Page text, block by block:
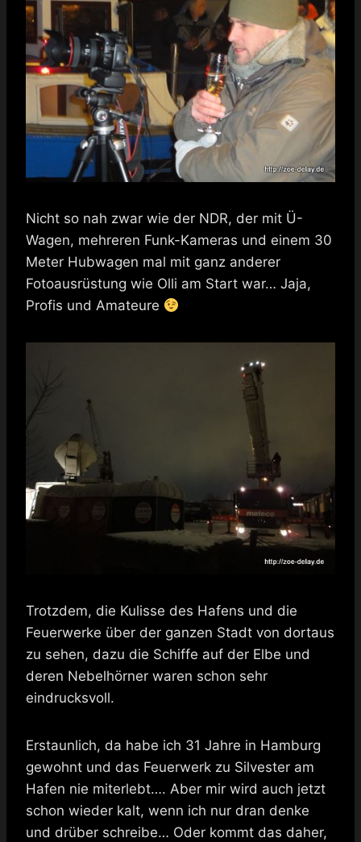
Nicht so nah zwar wie der NDR, der mit Ü-
Wagen, mehreren Funk-Kameras und einem 30
Meter Hubwagen mal mit ganz anderer
Fotoausrüstung wie Olli am Start war… Jaja,
Profis und Amateure
Trotzdem, die Kulisse des Hafens und die
Feuerwerke über der ganzen Stadt von dortaus
zu sehen, dazu die Schiffe auf der Elbe und
deren Nebelhörner waren schon sehr
eindrucksvoll.
Erstaunlich, da habe ich 31 Jahre in Hamburg
gewohnt und das Feuerwerk zu Silvester am
Hafen nie miterlebt…. Aber mir wird auch jetzt
schon wieder kalt, wenn ich nur dran denke
und drüber schreibe… Oder kommt das daher,